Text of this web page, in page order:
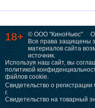
18+ © ООО "КиноНьюс"
Все права защищены
материалов сайта
источник.
Используя наш сайт, вы
политикой
файлов cookie.
Свидетельство о
г.
Свидетельство на товарный